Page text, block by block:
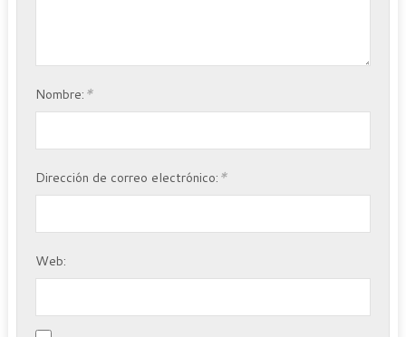
Nombre: *
Dirección de correo electrónico: *
Web: